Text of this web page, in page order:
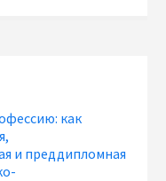
как
и преддипломная